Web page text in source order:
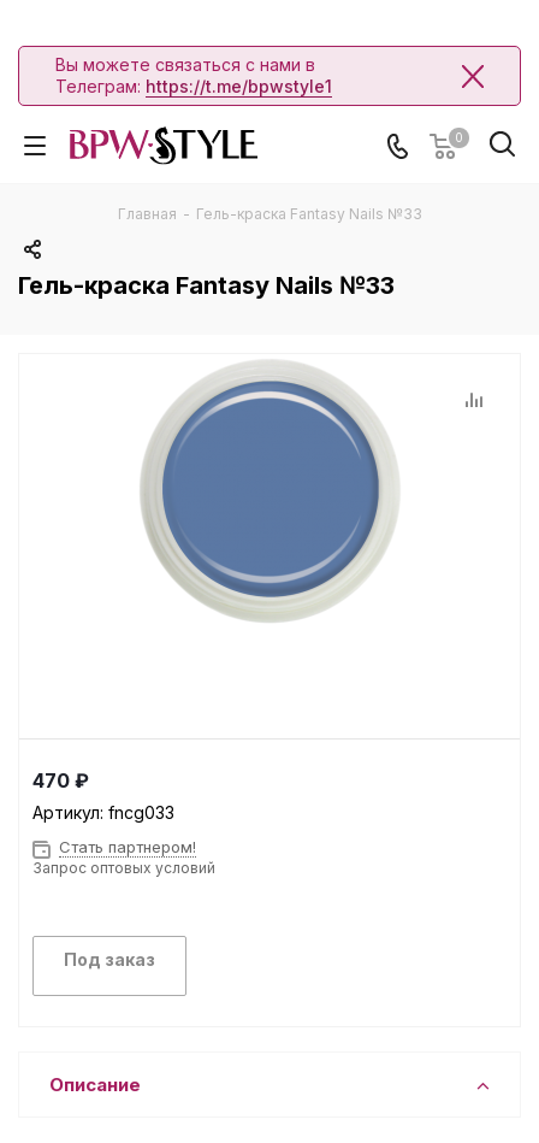
Вы можете связаться с нами в
Телеграм: https://t.me/bpwstyle1
0
Главная - Гель-краска Fantasy Nails №33
Гель-краска Fantasy Nails №33
470 ₽
Артикул: fncg033
Стать партнером!
Запрос оптовых условий
Под заказ
Описание